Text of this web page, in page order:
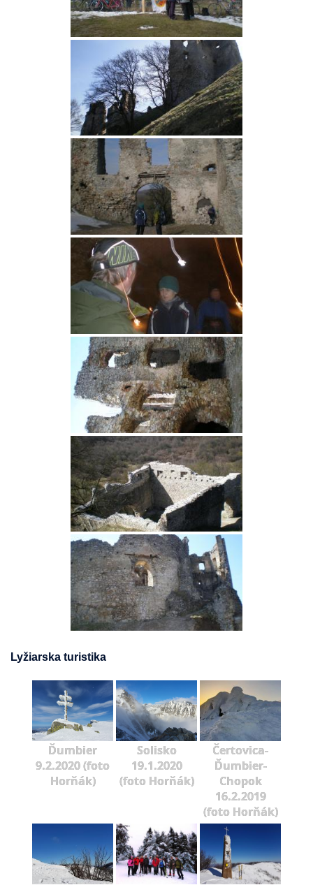
Lyžiarska turistika
Ďumbier
9.2.2020 (foto
Horňák)
Solisko
19.1.2020
(foto Horňák)
Čertovica-
Ďumbier-
Chopok
16.2.2019
(foto Horňák)